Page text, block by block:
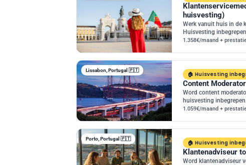
huisvesting)
Werk vanuit huis in de
Huisvesting
1.358€/maand +
Lissabon, Portugal 🇵🇹
Huisvesting
Content
Word content
huisvesting
1.059€/maand +
Porto, Portugal 🇵🇹
Huisvesting
Klantenadviseur
Word klantenadviseur